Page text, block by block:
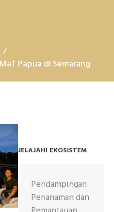
Papua di Semarang
JELAJAHI EKOSISTEM
Pendampingan
Penanaman dan